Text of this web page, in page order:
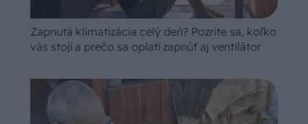
Zapnutá klimatizácia celý deň? Pozrite sa, koľko
vás stojí a prečo sa oplatí zapnúť aj ventilátor